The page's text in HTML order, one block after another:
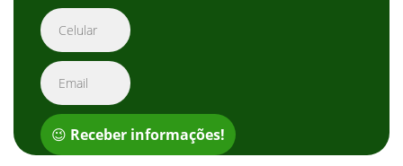
😉 Receber informações!